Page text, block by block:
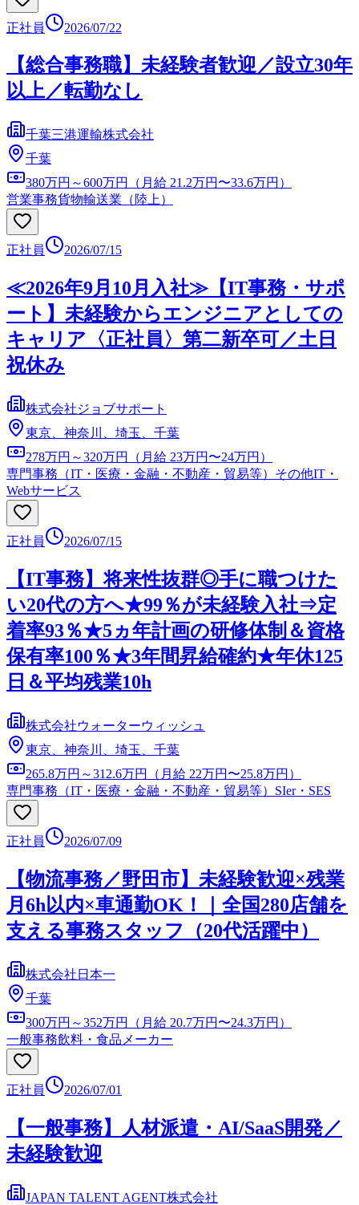
正社員 2026/07/22
【総合事務職】未経験者歓迎／設立30年
以上／転勤なし
千葉三港運輸株式会社
千葉
380万円～600万円（月給 21.2万円〜33.6万円）
営業事務貨物輸送業（陸上）
正社員 2026/07/15
≪2026年9月10月入社≫【IT事務・サポ
ート】未経験からエンジニアとしての
キャリア〈正社員〉第二新卒可／土日
祝休み
株式会社ジョブサポート
東京、神奈川、埼玉、千葉
278万円～320万円（月給 23万円〜24万円）
専門事務（IT・医療・金融・不動産・貿易等） その他IT・
Webサービス
正社員 2026/07/15
【IT事務】将来性抜群◎手に職つけた
い20代の方へ★99％が未経験入社⇒定
着率93％★5ヵ年計画の研修体制＆資格
保有率100％★3年間昇給確約★年休125
日＆平均残業10h
株式会社ウォーターウィッシュ
東京、神奈川、埼玉、千葉
265.8万円～312.6万円（月給 22万円〜25.8万円）
専門事務（IT・医療・金融・不動産・貿易等） SIer・SES
正社員 2026/07/09
【物流事務／野田市】未経験歓迎×残業
月6h以内×車通勤OK！｜全国280店舗を
支える事務スタッフ（20代活躍中）
株式会社日本一
千葉
300万円～352万円（月給 20.7万円〜24.3万円）
一般事務飲料・食品メーカー
正社員 2026/07/01
【一般事務】人材派遣・AI/SaaS開発／
未経験歓迎
JAPAN TALENT AGENT株式会社